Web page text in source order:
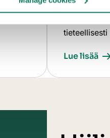
samalla
Lue lisää